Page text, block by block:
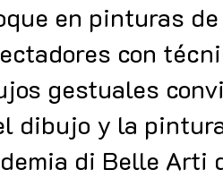
en pinturas
con
gestuales
dibujo y la
di Belle Arti